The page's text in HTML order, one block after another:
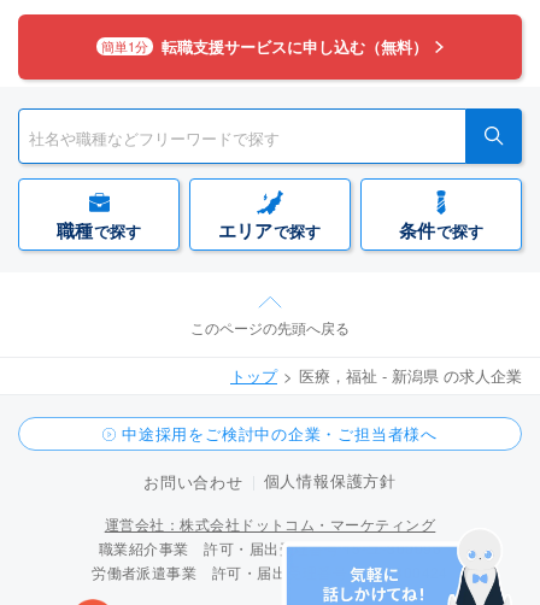
簡単1分 転職支援サービスに申し込む（無料）
職種で探す エリアで探す 条件で探す
このページの先頭へ戻る
トップ 医療，福祉 - 新潟県 の求人企業
中途採用をご検討中の企業・ご担当者様へ
お問い合わせ 個人情報保護方針
運営会社：株式会社ドットコム・マーケティング
職業紹介事業 許可・届出受理番号 15-ユ-300096
労働者派遣事業 許可・届出受理番号 派 15-300424